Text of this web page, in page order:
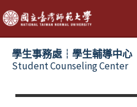
跳
至
主
學生事務處┆學生輔導中心
Student Counseling Center